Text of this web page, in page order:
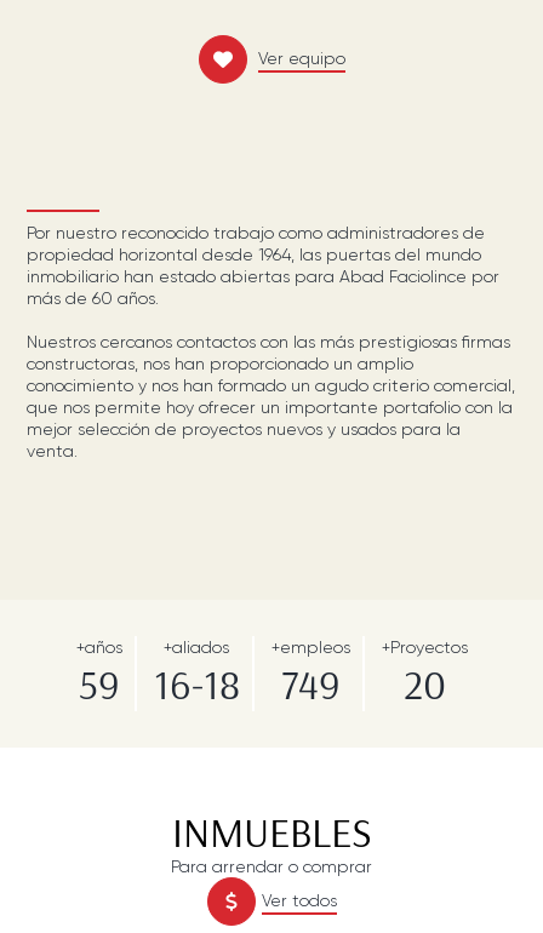
Ver equipo
Por nuestro reconocido trabajo como administradores de
propiedad horizontal desde 1964, las puertas del mundo
inmobiliario han estado abiertas para Abad Faciolince por
más de 60 años.
Nuestros cercanos contactos con las más prestigiosas firmas
constructoras, nos han proporcionado un amplio
conocimiento y nos han formado un agudo criterio comercial,
que nos permite hoy ofrecer un importante portafolio con la
mejor selección de proyectos nuevos y usados para la
venta.
+años
59
+aliados
16-18
+empleos
749
+Proyectos
20
INMUEBLES
Para arrendar o comprar
Ver todos